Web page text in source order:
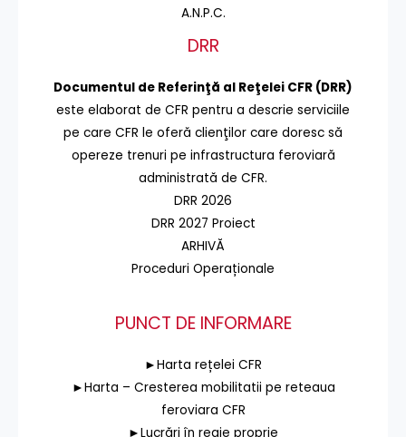
A.N.P.C.
DRR
Documentul de Referinţă al Reţelei CFR (DRR)
este elaborat de CFR pentru a descrie serviciile
pe care CFR le oferă clienţilor care doresc să
opereze trenuri pe infrastructura feroviară
administrată de CFR.
DRR 2026
DRR 2027 Proiect
ARHIVĂ
Proceduri Operaționale
PUNCT DE INFORMARE
►Harta rețelei CFR
►Harta – Cresterea mobilitatii pe reteaua
feroviara CFR
►Lucrări în regie proprie